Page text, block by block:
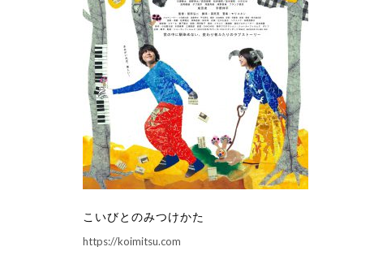
こいびとのみつけかた
https://koimitsu.com